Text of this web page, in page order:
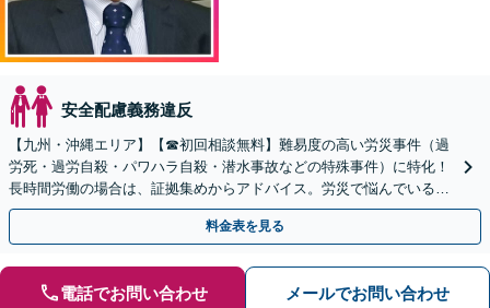
安全配慮義務違反
【九州・沖縄エリア】【☎︎初回相談無料】難易度の高い労災事件（過
労死・過労自殺・パワハラ自殺・潜水事故などの特殊事件）に特化！
長時間労働の場合は、証拠集めからアドバイス。労災で悩んでいる方
は早めにご相談を！【電話相談可能】
料金表を見る
電話でお問い合わせ メールでお問い合わせ